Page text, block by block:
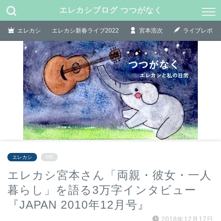
エレカシブログ つつがなく
エレカシ エレカシ新春ライブ2022 宮本浩次 ライブレポ
エレカシ PR
エレカシ宮本さん「両親・彼女・一人
暮らし」を語る3万字インタビュー
『JAPAN 2010年12月号』
2018年12月17日